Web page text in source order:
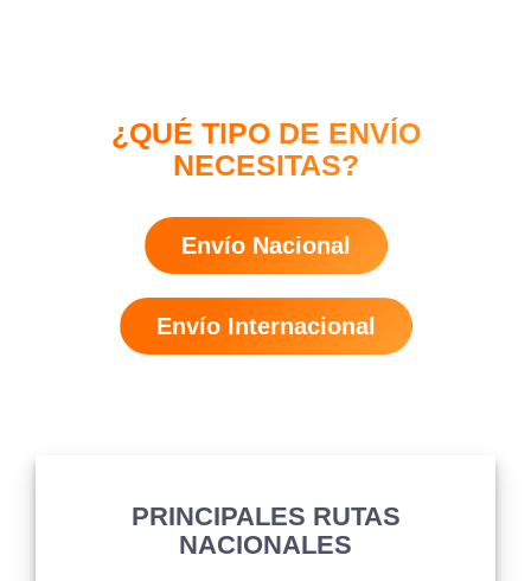
¿QUÉ TIPO DE ENVÍO
NECESITAS?
Envío Nacional
Envío Internacional
PRINCIPALES RUTAS
NACIONALES